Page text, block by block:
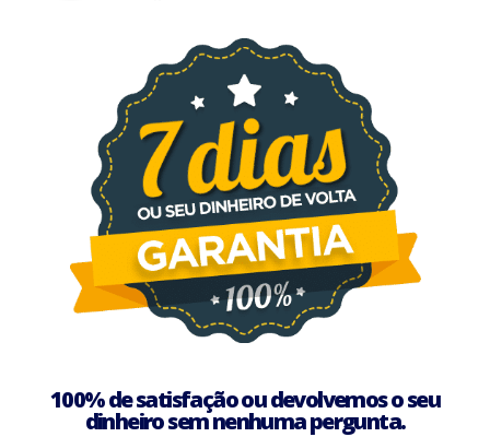
100% de satisfação ou devolvemos o seu
dinheiro sem nenhuma pergunta.